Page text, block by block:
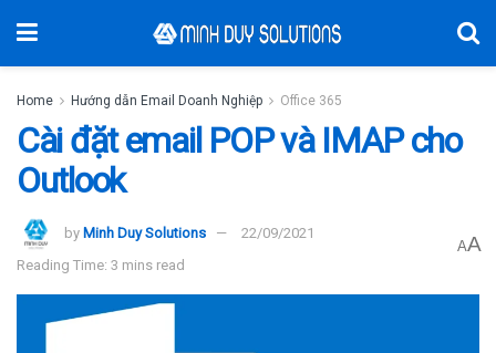
Home Hướng dẫn Email Doanh Nghiệp Office 365
Cài đặt email POP và IMAP cho
Outlook
by Minh Duy Solutions
22/09/2021
Reading Time: 3 mins read
AA